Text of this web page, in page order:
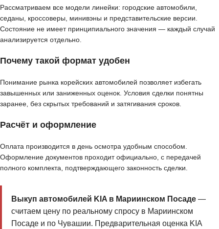
Рассматриваем все модели линейки: городские автомобили,
седаны, кроссоверы, минивэны и представительские версии.
Состояние не имеет принципиального значения — каждый случай
анализируется отдельно.
Почему такой формат удобен
Понимание рынка корейских автомобилей позволяет избегать
завышенных или заниженных оценок. Условия сделки понятны
заранее, без скрытых требований и затягивания сроков.
Расчёт и оформление
Оплата производится в день осмотра удобным способом.
Оформление документов проходит официально, с передачей
полного комплекта, подтверждающего законность сделки.
Выкуп автомобилей KIA в Мариинском Посаде—
считаем цену по реальному спросу в Мариинском
Посаде и по Чувашии. Предварительная оценка KIA